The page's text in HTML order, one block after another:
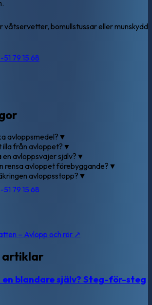
våtservetter, bomullstussar eller munskydd
79 15 68
avloppsmedel? ▼
från avloppet? ▼
en avloppsvajer själv? ▼
rensa avloppet förebyggande? ▼
avloppsstopp? ▼
79 15 68
– Avlopp och rör ↗
artiklar
en blandare själv? Steg-för-steg